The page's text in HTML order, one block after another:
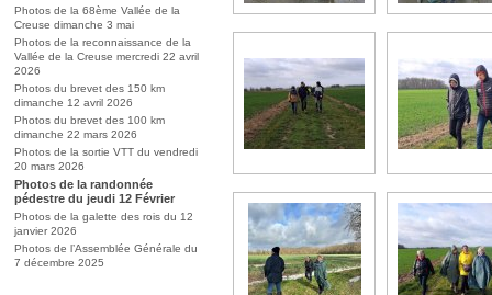
Photos de la 68ème Vallée de la
Creuse dimanche 3 mai
Photos de la reconnaissance de la
Vallée de la Creuse mercredi 22 avril
2026
Photos du brevet des 150 km
dimanche 12 avril 2026
Photos du brevet des 100 km
dimanche 22 mars 2026
Photos de la sortie VTT du vendredi
20 mars 2026
Photos de la randonnée
pédestre du jeudi 12 Février
Photos de la galette des rois du 12
janvier 2026
Photos de l’Assemblée Générale du
7 décembre 2025